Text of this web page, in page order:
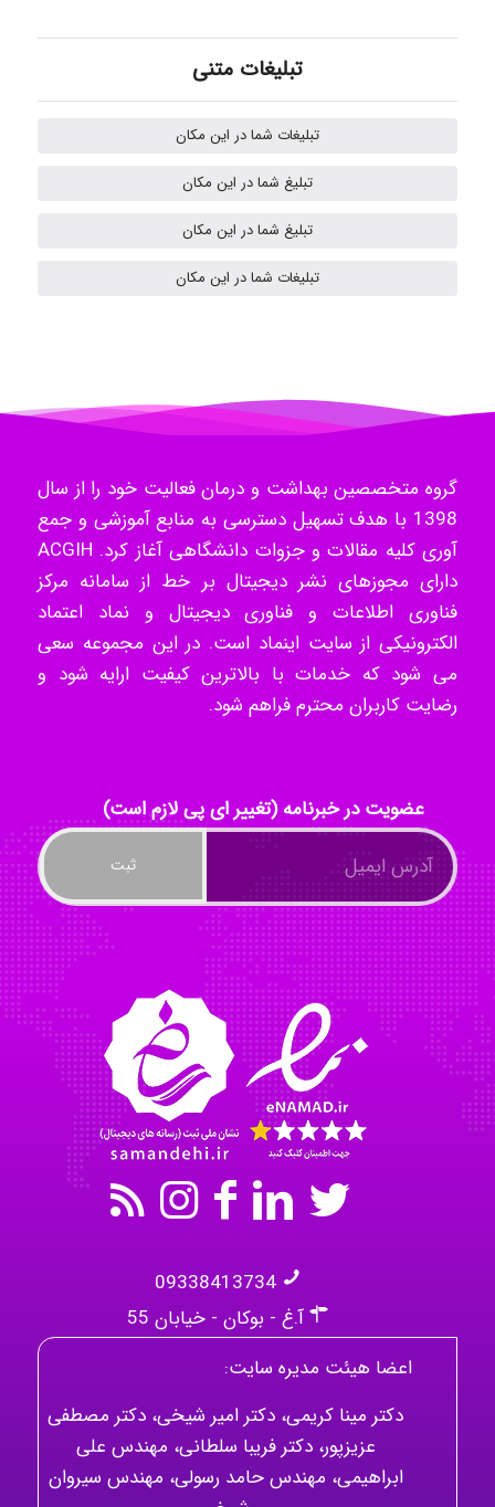
Mehrab
Tavan
akhtar shahsavandi
kimiya zirakpoor
Nazaninkarkon
Omid
Mehrab
تبلیغات متنی
تبلیغات شما در این مکان
تبلیغ شما در این مکان
تبلیغ شما در این مکان
تبلیغات شما در این مکان
گروه متخصصین بهداشت و درمان فعالیت خود را از سال
1398 با هدف تسهیل دسترسی به منابع آموزشی و جمع
آوری کلیه مقالات و جزوات دانشگاهی آغاز کرد. ACGIH
دارای مجوزهای نشر دیجیتال بر خط از سامانه مرکز
فناوری اطلاعات و فناوری دیجیتال و نماد اعتماد
الکترونیکی از سایت اینماد است. در این مجموعه سعی
می شود که خدمات با بالاترین کیفیت ارایه شود و
رضایت کاربران محترم فراهم شود.
عضویت در خبرنامه (تغییر ای پی لازم است)
09338413734
آ.غ - بوکان - خیابان 55
اعضا هیئت مدیره سایت:
دکتر مینا کریمی، دکتر امیر شیخی، دکتر مصطفی
عزیزپور، دکتر فریبا سلطانی، مهندس علی
ابراهیمی، مهندس حامد رسولی، مهندس سیروان